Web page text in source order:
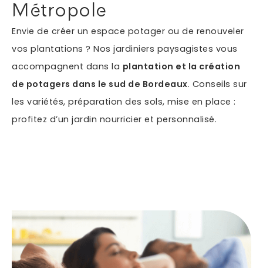
Métropole
Envie de créer un espace potager ou de renouveler
vos plantations ? Nos jardiniers paysagistes vous
accompagnent dans la plantation et la création
de potagers dans le sud de Bordeaux. Conseils sur
les variétés, préparation des sols, mise en place :
profitez d’un jardin nourricier et personnalisé.
En soumettant ce formulaire, j'accepte que les
informations saisies soient exploitées dans le cadre
de ma demande.*